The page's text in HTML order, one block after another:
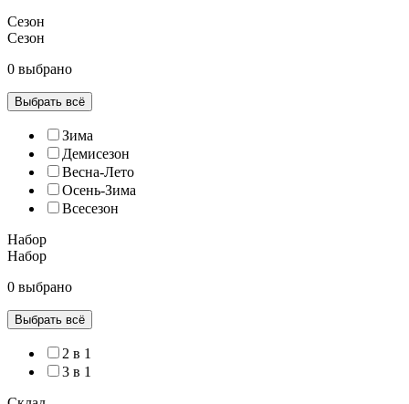
Сезон
Сезон
0 выбрано
Выбрать всё
Зима
Демисезон
Весна-Лето
Осень-Зима
Всесезон
Набор
Набор
0 выбрано
Выбрать всё
2 в 1
3 в 1